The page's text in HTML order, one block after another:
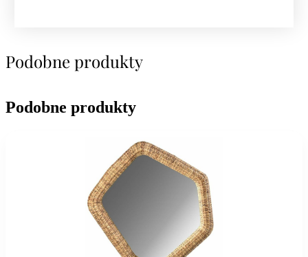
Podobne produkty
Podobne produkty